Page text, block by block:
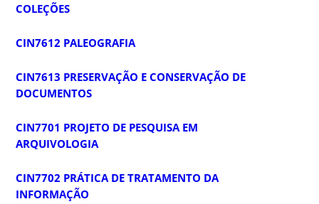
COLEÇÕES
CIN7612 PALEOGRAFIA
CIN7613 PRESERVAÇÃO E CONSERVAÇÃO DE
DOCUMENTOS
CIN7701 PROJETO DE PESQUISA EM
ARQUIVOLOGIA
CIN7702 PRÁTICA DE TRATAMENTO DA
INFORMAÇÃO